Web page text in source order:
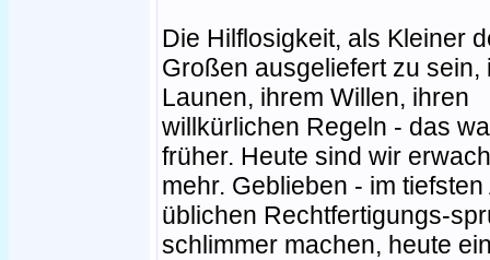
Die Hilflosigkeit, als Kleiner
Großen ausgeliefert zu sein,
Launen, ihrem Willen, ihren
willkürlichen Regeln - das
früher. Heute sind wir
mehr. Geblieben - im
üblichen Rechtfertigungs-
schlimmer machen, heute